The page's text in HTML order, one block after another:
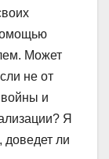
Может
не от
войны и
Я
доведет ли